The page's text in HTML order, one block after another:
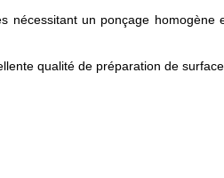
nécessitant un ponçage homogène
qualité de préparation de